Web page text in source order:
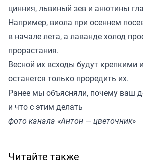
цинния, львиный зев и анютины
Например, виола при осеннем
в начале лета, а лаванде холод
прорастания.
Весной их всходы будут крепкими
останется только проредить их.
Ранее мы объясняли, почему ваш
и что с этим делать
фото канала «Антон — цветочник»
Читайте также